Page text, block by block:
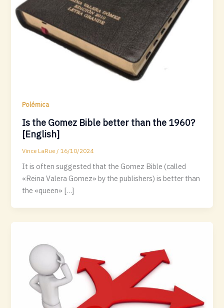
Polémica
Is the Gomez Bible better than the 1960?
[English]
Vince LaRue /16/10/2024
It is often suggested that the Gomez Bible (called
«Reina Valera Gomez» by the publishers) is better than
the «queen» […]